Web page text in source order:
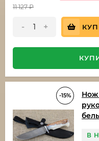
11 127₽
- +
-15%
Нож
В